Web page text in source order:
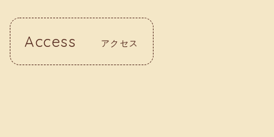
Access アクセス